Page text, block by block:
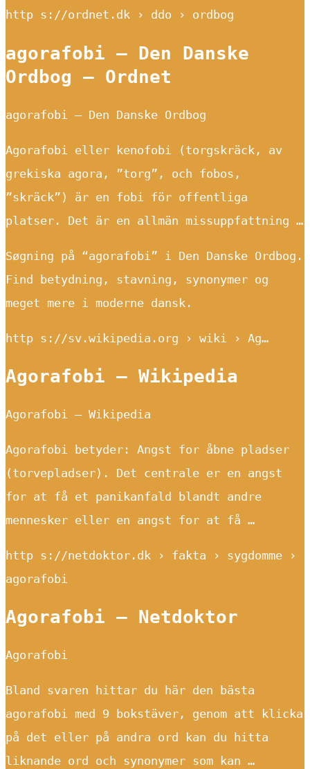
http s://ordnet.dk › ddo › ordbog
agorafobi — Den Danske
Ordbog – Ordnet
agorafobi — Den Danske Ordbog
Agorafobi eller kenofobi (torgskräck, av
grekiska agora, ”torg”, och fobos,
”skräck”) är en fobi för offentliga
platser. Det är en allmän missuppfattning …
Søgning på “agorafobi” i Den Danske Ordbog.
Find betydning, stavning, synonymer og
meget mere i moderne dansk.
http s://sv.wikipedia.org › wiki › Ag…
Agorafobi – Wikipedia
Agorafobi – Wikipedia
Agorafobi betyder: Angst for åbne pladser
(torvepladser). Det centrale er en angst
for at få et panikanfald blandt andre
mennesker eller en angst for at få …
http s://netdoktor.dk › fakta › sygdomme ›
agorafobi
Agorafobi – Netdoktor
Agorafobi
Bland svaren hittar du här den bästa
agorafobi med 9 bokstäver, genom att klicka
på det eller på andra ord kan du hitta
liknande ord och synonymer som kan …